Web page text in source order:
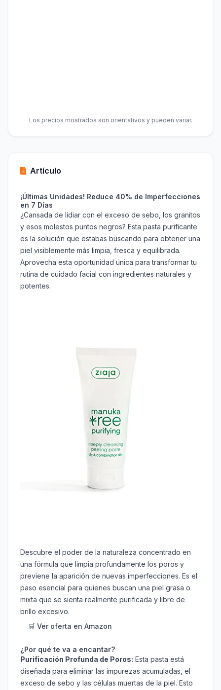
Los precios mostrados son orientativos y pueden variar.
Artículo
¡Últimas Unidades! Reduce 40% de Imperfecciones
en 7 Días
¿Cansada de lidiar con el exceso de sebo, los granitos
y esos molestos puntos negros? Esta pasta purificante
es la solución que estabas buscando para obtener una
piel visiblemente más limpia, fresca y equilibrada.
Aprovecha esta oportunidad única para transformar tu
rutina de cuidado facial con ingredientes naturales y
potentes.
Descubre el poder de la naturaleza concentrado en
una fórmula que limpia profundamente los poros y
previene la aparición de nuevas imperfecciones. Es el
paso esencial para quienes buscan una piel grasa o
mixta que se sienta realmente purificada y libre de
brillo excesivo.
🛒 Ver oferta en Amazon
¿Por qué te va a encantar?
Purificación Profunda de Poros: Esta pasta está
diseñada para eliminar las impurezas acumuladas, el
exceso de sebo y las células muertas de la piel. Esto